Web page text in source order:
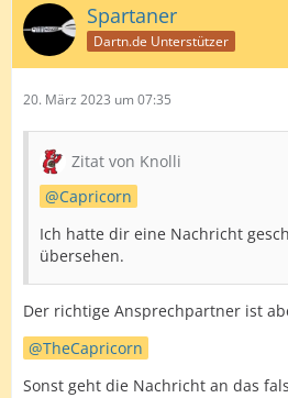
Spartaner
Dartn.de Unterstützer
20. März 2023 um 07:35
Zitat von Knolli
Capricorn
Ich hatte dir eine Nachricht
übersehen.
Der richtige Ansprechpartner ist
TheCapricorn
Sonst geht die Nachricht an das